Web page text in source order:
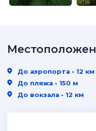
До аэропорта • 12 км
До пляжа • 150 м
До вокзала • 12 км